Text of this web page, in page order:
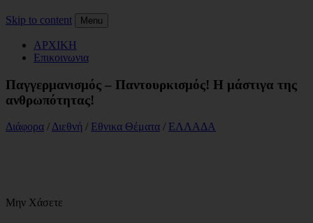
Skip to content Menu
ΑΡΧΙΚΗ
Επικοινωνια
Παγγερμανισμός – Παντουρκισμός! Η μάστιγα της
ανθρωπότητας!
Διάφορα / Διεθνή / Εθνικα Θέματα / ΕΛΛΑΔΑ
Μην Χάσετε